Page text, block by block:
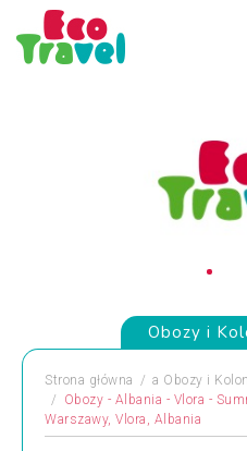
Obozy i
Strona główna a Obozy i
Obozy - Albania - Vlora -
Warszawy, Vlora, Albania